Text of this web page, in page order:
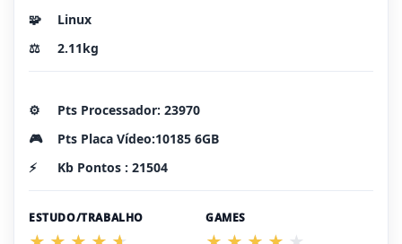
🧩
Linux
⚖️
2.11kg
⚙️
Pts Processador: 23970
🎮
Pts Placa Vídeo:10185 6GB
⚡
Kb Pontos : 21504
ESTUDO/TRABALHO GAMES